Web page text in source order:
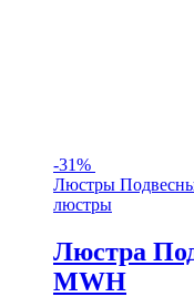
-31%
Люстры
люстры
Люстра
MWH